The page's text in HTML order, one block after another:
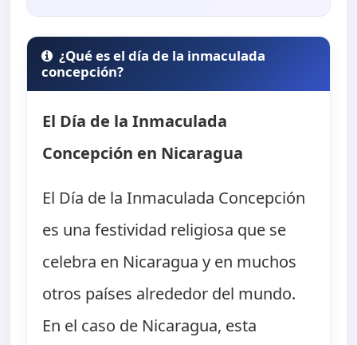
¿Qué es el día de la inmaculada
concepción?
El Día de la Inmaculada
Concepción en Nicaragua
El Día de la Inmaculada Concepción
es una festividad religiosa que se
celebra en Nicaragua y en muchos
otros países alrededor del mundo.
En el caso de Nicaragua, esta